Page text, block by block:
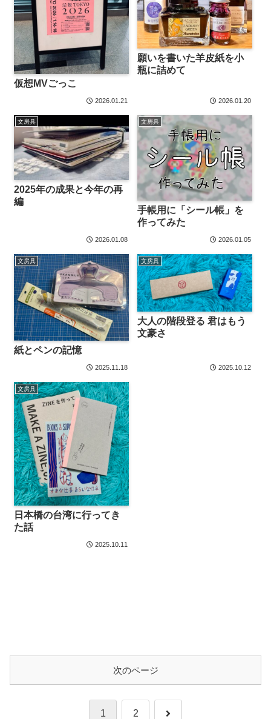
仮想MVごっこ
2026.01.21
願いを書いた羊皮紙を小
瓶に詰めて
2026.01.20
文房具
2025年の成果と今年の再
編
2026.01.08
文房具
手帳用に「シール帳」を
作ってみた
2026.01.05
文房具
紙とペンの記憶
2025.11.18
文房具
大人の階段登る 君はもう
文豪さ
2025.10.12
文房具
日本橋の台湾に行ってき
た話
2025.10.11
次のページ
1 2 次